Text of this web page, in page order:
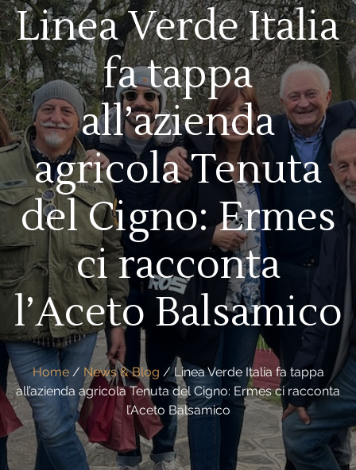
Linea Verde Italia
fa tappa
all’azienda
agricola Tenuta
del Cigno: Ermes
ci racconta
l’Aceto Balsamico
Home/ News & Blog /Linea Verde Italia fa tappa
all’azienda agricola Tenuta del Cigno: Ermes ci racconta
l’Aceto Balsamico